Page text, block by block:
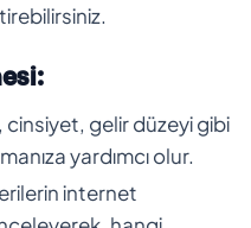
cinsiyet, gelir düzeyi gibi
yardımcı olur.
internet